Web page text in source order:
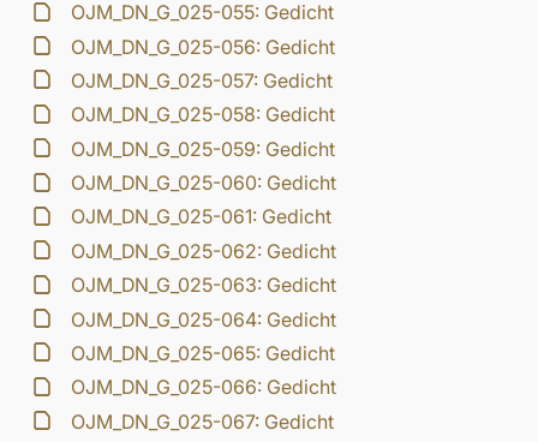
OJM_DN_G_025-055: Gedicht
OJM_DN_G_025-056: Gedicht
OJM_DN_G_025-057: Gedicht
OJM_DN_G_025-058: Gedicht
OJM_DN_G_025-059: Gedicht
OJM_DN_G_025-060: Gedicht
OJM_DN_G_025-061: Gedicht
OJM_DN_G_025-062: Gedicht
OJM_DN_G_025-063: Gedicht
OJM_DN_G_025-064: Gedicht
OJM_DN_G_025-065: Gedicht
OJM_DN_G_025-066: Gedicht
OJM_DN_G_025-067: Gedicht